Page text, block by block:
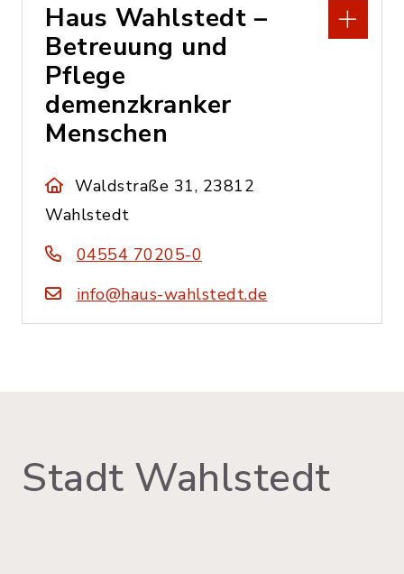
Haus Wahlstedt –
Betreuung und
Pflege
demenzkranker
Menschen
Waldstraße 31, 23812
Wahlstedt
04554 70205-0
info@haus-wahlstedt.de
Stadt Wahlstedt